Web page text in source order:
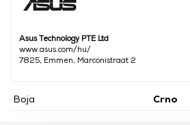
Asus Technology PTE Ltd
www.asus.com/hu/
7825, Emmen, Marconistraat 2
Boja Crno